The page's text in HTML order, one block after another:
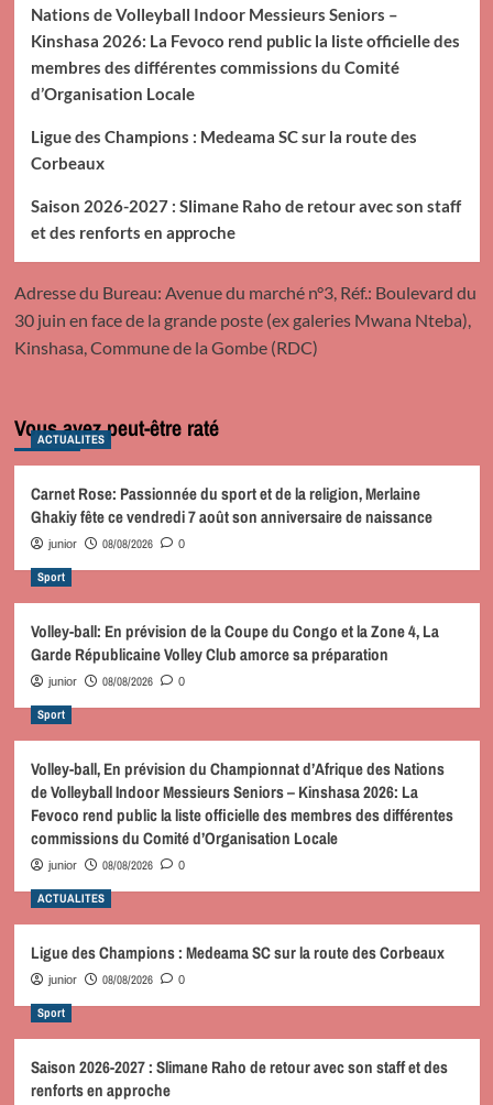
Nations de Volleyball Indoor Messieurs Seniors –
Kinshasa 2026: La Fevoco rend public la liste officielle des
membres des différentes commissions du Comité
d’Organisation Locale
Ligue des Champions : Medeama SC sur la route des
Corbeaux
Saison 2026-2027 : Slimane Raho de retour avec son staff
et des renforts en approche
Adresse du Bureau: Avenue du marché n°3, Réf.: Boulevard du
30 juin en face de la grande poste (ex galeries Mwana Nteba),
Kinshasa, Commune de la Gombe (RDC)
Vous avez peut-être raté
ACTUALITES
Carnet Rose: Passionnée du sport et de la religion, Merlaine
Ghakiy fête ce vendredi 7 août son anniversaire de naissance
junior 08/08/2026 0
Sport
Volley-ball: En prévision de la Coupe du Congo et la Zone 4, La
Garde Républicaine Volley Club amorce sa préparation
junior 08/08/2026 0
Sport
Volley-ball, En prévision du Championnat d’Afrique des Nations
de Volleyball Indoor Messieurs Seniors – Kinshasa 2026: La
Fevoco rend public la liste officielle des membres des différentes
commissions du Comité d’Organisation Locale
junior 08/08/2026 0
ACTUALITES
Ligue des Champions : Medeama SC sur la route des Corbeaux
junior 08/08/2026 0
Sport
Saison 2026-2027 : Slimane Raho de retour avec son staff et des
renforts en approche